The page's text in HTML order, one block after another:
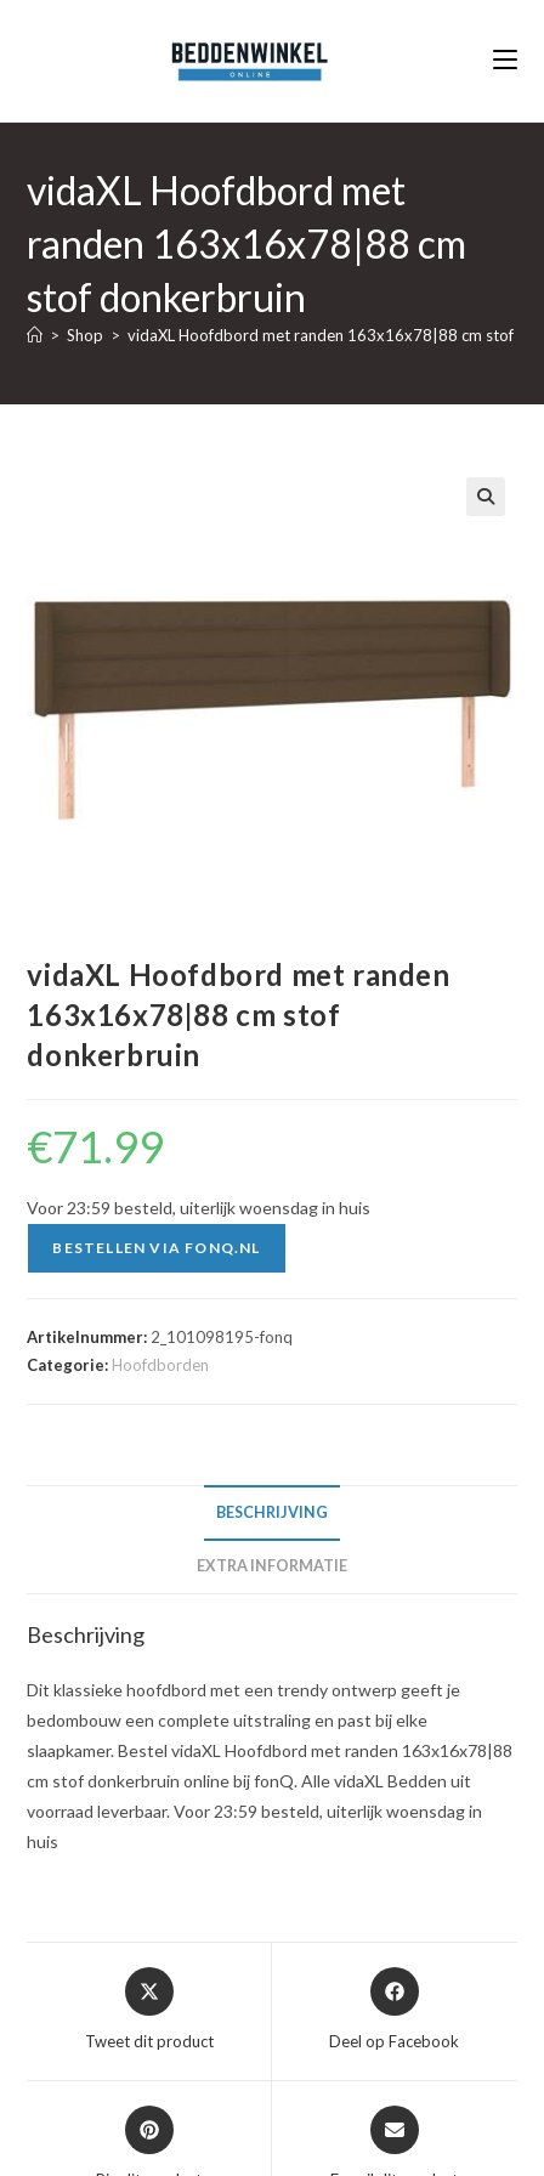
vidaXL Hoofdbord met
randen 163x16x78|88 cm
stof donkerbruin
> Shop > vidaXL Hoofdbord met randen 163x16x78|88 cm stof
vidaXL Hoofdbord met randen
163x16x78|88 cm stof
donkerbruin
€71.99
Voor 23:59 besteld, uiterlijk woensdag in huis
BESTELLEN VIA FONQ.NL
Artikelnummer: 2_101098195-fonq
Categorie: Hoofdborden
BESCHRIJVING
EXTRA INFORMATIE
Beschrijving
Dit klassieke hoofdbord met een trendy ontwerp geeft je
bedombouw een complete uitstraling en past bij elke
slaapkamer. Bestel vidaXL Hoofdbord met randen 163x16x78|88
cm stof donkerbruin online bij fonQ. Alle vidaXL Bedden uit
voorraad leverbaar. Voor 23:59 besteld, uiterlijk woensdag in
huis
Opent
in
nieuw
Tweet dit product
Opent
in
nieuw
Deel op Facebook
Opent
in
Opent
in